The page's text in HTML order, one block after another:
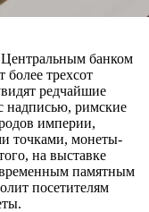
Центральным банком
трехсот
редчайшие
надписью, римские
империи,
точками, монеты-
на выставке
памятным
посетителям